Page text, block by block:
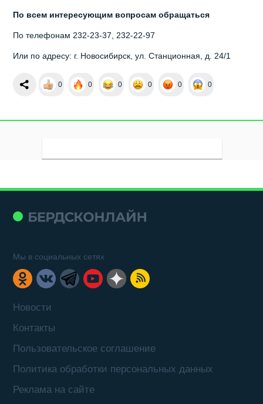
По всем интересующим вопросам обращаться
По телефонам 232-23-37, 232-22-97
Или по адресу: г. Новосибирск, ул. Станционная, д. 24/1
0 0 0 0 0 0
Новости
Контакты
Пользовательское соглашение
Политика обработки персональных данных
Реклама на сайте
Мы в социальных сетях